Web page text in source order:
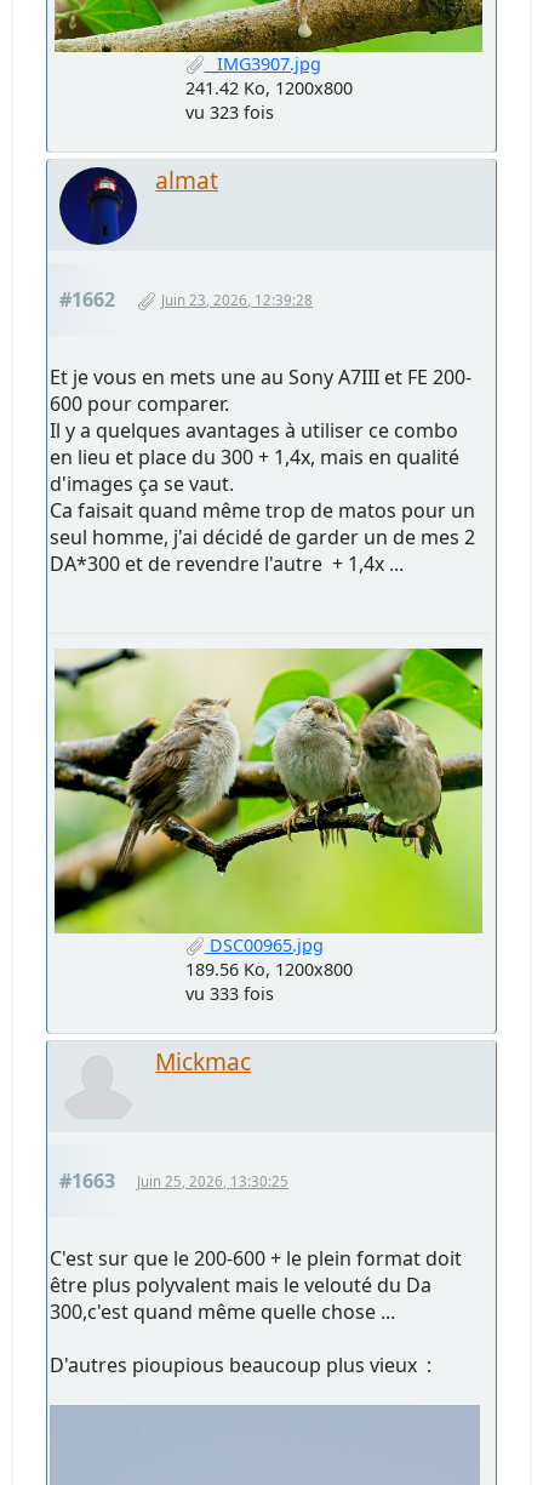
_IMG3907.jpg
241.42 Ko, 1200x800
vu 323 fois
almat
#1662 Juin 23, 2026, 12:39:28
Et je vous en mets une au Sony A7III et FE 200-
600 pour comparer.
Il y a quelques avantages à utiliser ce combo
en lieu et place du 300 + 1,4x, mais en qualité
d'images ça se vaut.
Ca faisait quand même trop de matos pour un
seul homme, j'ai décidé de garder un de mes 2
DA*300 et de revendre l'autre + 1,4x ...
DSC00965.jpg
189.56 Ko, 1200x800
vu 333 fois
Mickmac
#1663 Juin 25, 2026, 13:30:25
C'est sur que le 200-600 + le plein format doit
être plus polyvalent mais le velouté du Da
300,c'est quand même quelle chose ...
D'autres pioupious beaucoup plus vieux :